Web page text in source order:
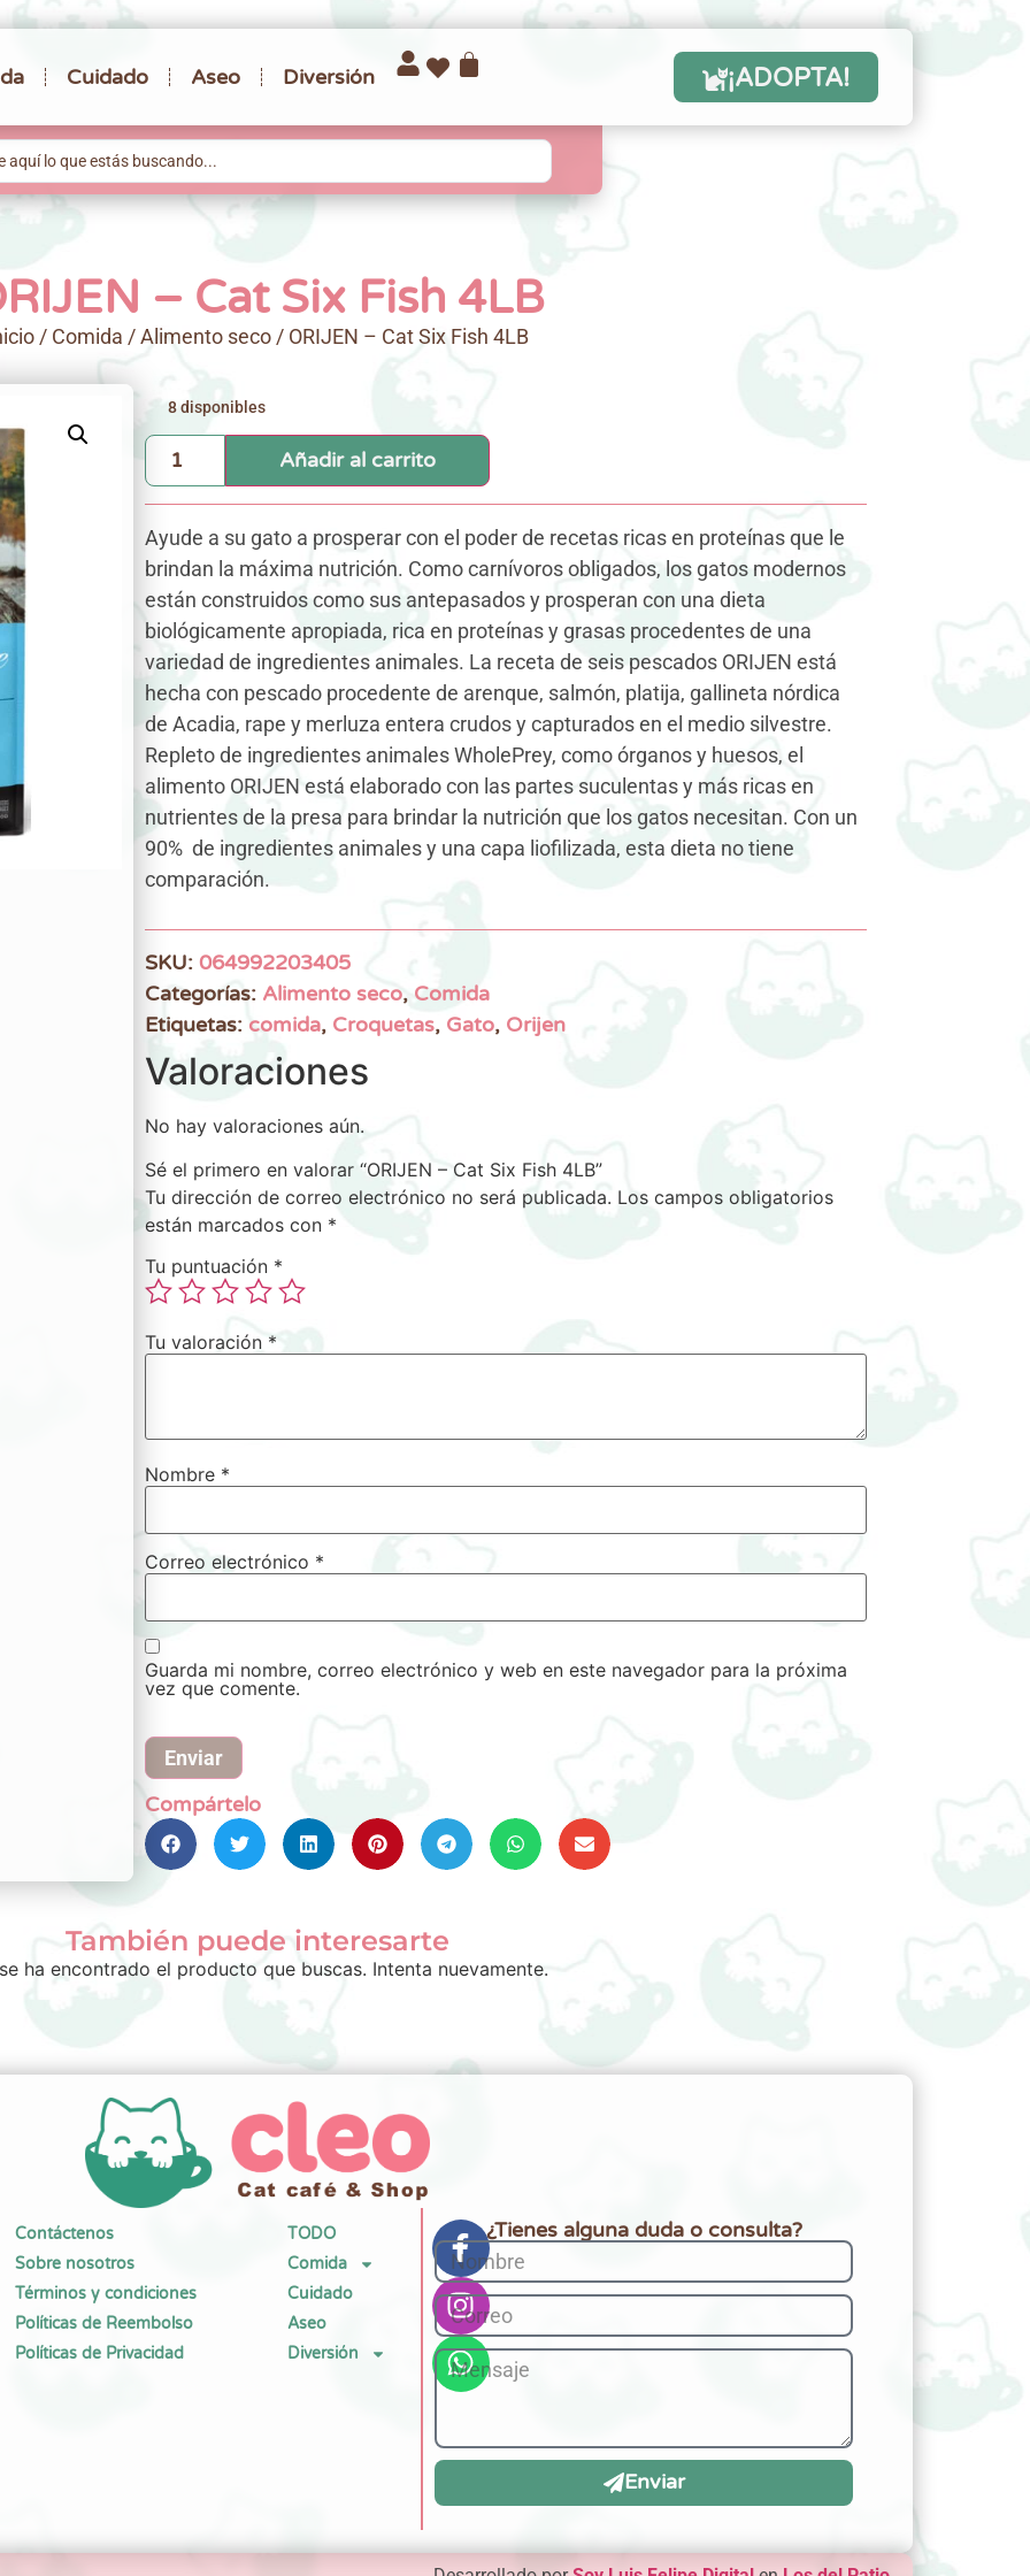
Cuidado Aseo Diversión ¡ADOPTA!
– Cat Six Fish 4LB
/ Comida /Alimento seco / ORIJEN – Cat Six Fish 4LB
8 disponibles
Añadir al carrito
Ayude a su gato a prosperar con el poder de recetas ricas en proteínas que le
brindan la máxima nutrición. Como carnívoros obligados, los gatos modernos
están construidos como sus antepasados ​​y prosperan con una dieta
biológicamente apropiada, rica en proteínas y grasas procedentes de una
variedad de ingredientes animales. La receta de seis pescados ORIJEN está
hecha con pescado procedente de arenque, salmón, platija, gallineta nórdica
de Acadia, rape y merluza entera crudos y capturados en el medio silvestre.
Repleto de ingredientes animales WholePrey, como órganos y huesos, el
alimento ORIJEN está elaborado con las partes suculentas y más ricas en
nutrientes de la presa para brindar la nutrición que los gatos necesitan. Con un
90% de ingredientes animales y una capa liofilizada, esta dieta no tiene
comparación.
SKU: 064992203405
Categorías: Alimento seco, Comida
Etiquetas: comida, Croquetas, Gato, Orijen
Valoraciones
No hay valoraciones aún.
Sé el primero en valorar “ORIJEN – Cat Six Fish 4LB”
Tu dirección de correo electrónico no será publicada. Los campos obligatorios
están marcados con *
Tu puntuación *
Tu valoración *
Nombre *
Correo electrónico *
Guarda mi nombre, correo electrónico y web en este navegador para la próxima
vez que comente.
Compártelo
También puede interesarte
ha encontrado el producto que buscas. Intenta nuevamente.
Contáctenos
Sobre nosotros
Términos y condiciones
Políticas de Reembolso
Políticas de Privacidad
TODO
Comida
Cuidado
Aseo
Diversión
¿Tienes alguna duda o consulta?
Enviar